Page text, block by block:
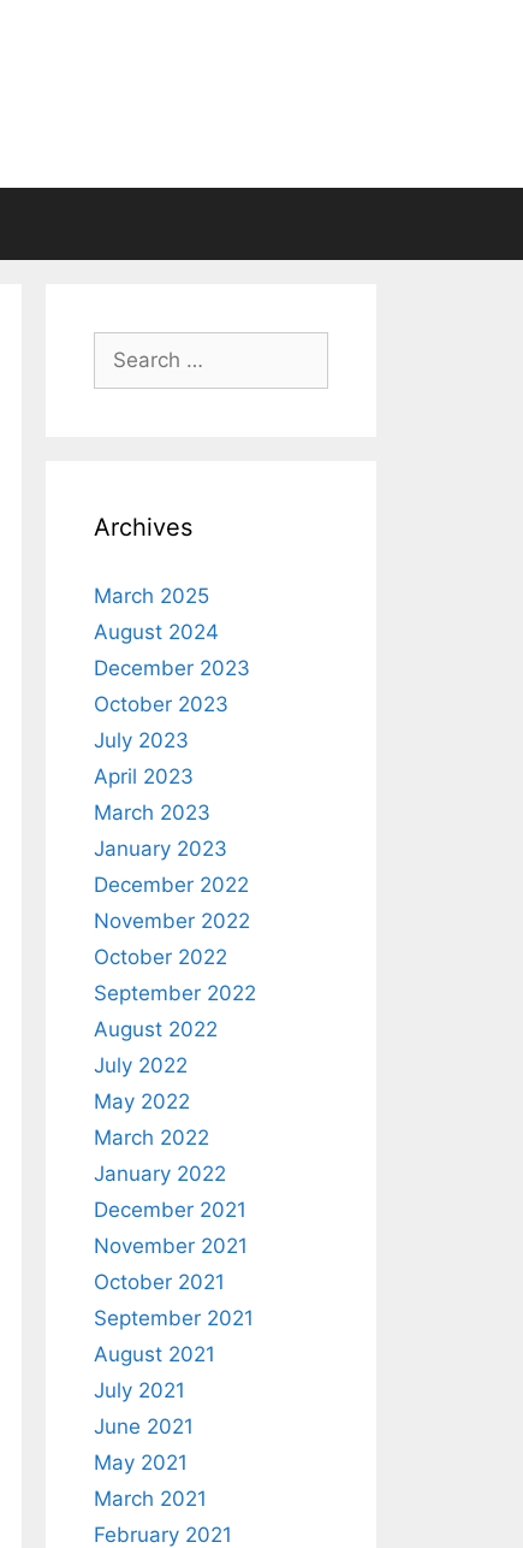
Search
for:
Archives
March 2025
August 2024
December 2023
October 2023
July 2023
April 2023
March 2023
January 2023
December 2022
November 2022
October 2022
September 2022
August 2022
July 2022
May 2022
March 2022
January 2022
December 2021
November 2021
October 2021
September 2021
August 2021
July 2021
June 2021
May 2021
March 2021
February 2021